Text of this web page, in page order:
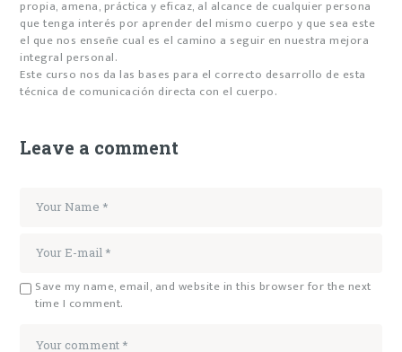
propia, amena, práctica y eficaz, al alcance de cualquier persona
que tenga interés por aprender del mismo cuerpo y que sea este
el que nos enseñe cual es el camino a seguir en nuestra mejora
integral personal.
Este curso nos da las bases para el correcto desarrollo de esta
técnica de comunicación directa con el cuerpo.
Leave a comment
Save my name, email, and website in this browser for the next
time I comment.